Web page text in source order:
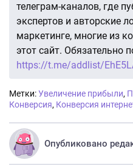
телеграм-каналов, где
экспертов и авторские
маркетинге, многие из
этот сайт. Обязательно
https://t.me/addlist/
Метки:Увеличение прибыли,
Конверсия, Конверсия
Опубликовано